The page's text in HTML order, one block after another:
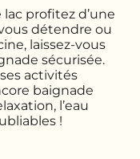
profitez d’une
détendre ou
laissez-vous
sécurisée.
activités
baignade
l’eau
!